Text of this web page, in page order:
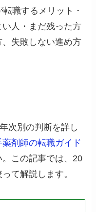
職するメリット・
人・まだ残った方
失敗しない進め方
次別の判断を詳し
剤師の転職ガイド
この記事では、20
て解説します。